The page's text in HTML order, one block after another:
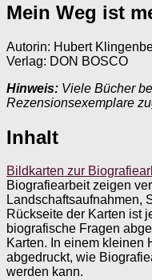
Mein Weg ist
Autorin: Hubert
Verlag: DON BOSCO
Hinweis: Viele Bücher
Rezensionsexemplare
Inhalt
Bildkarten zur
Biografiearbeit zeigen
Landschaftsaufnahmen,
Rückseite der Karten ist
biografische Fragen
Karten. In einem kleinen
abgedruckt, wie
werden kann.